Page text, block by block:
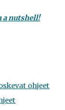
a nutshell!
ohjeet